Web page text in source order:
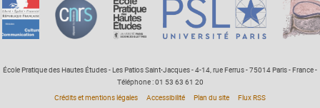
École Pratique des Hautes Études - Les Patios Saint-Jacques - 4-14, rue Ferrus - 75014 Paris - France -
Téléphone : 01 53 63 61 20
Crédits et mentions légales
Accessibilité Plan du site Flux RSS